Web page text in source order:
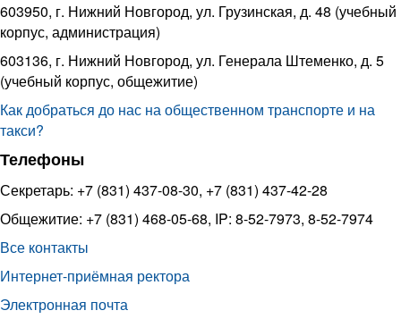
603950, г. Нижний Новгород, ул. Грузинская, д. 48 (учебный
корпус, администрация)
603136, г. Нижний Новгород, ул. Генерала Штеменко, д. 5
(учебный корпус, общежитие)
Как добраться до нас на общественном транспорте и на
такси?
Телефоны
Секретарь: +7 (831) 437-08-30, +7 (831) 437-42-28
Общежитие: +7 (831) 468-05-68, IP: 8-52-7973, 8-52-7974
Все контакты
Интернет-приёмная ректора
Электронная почта